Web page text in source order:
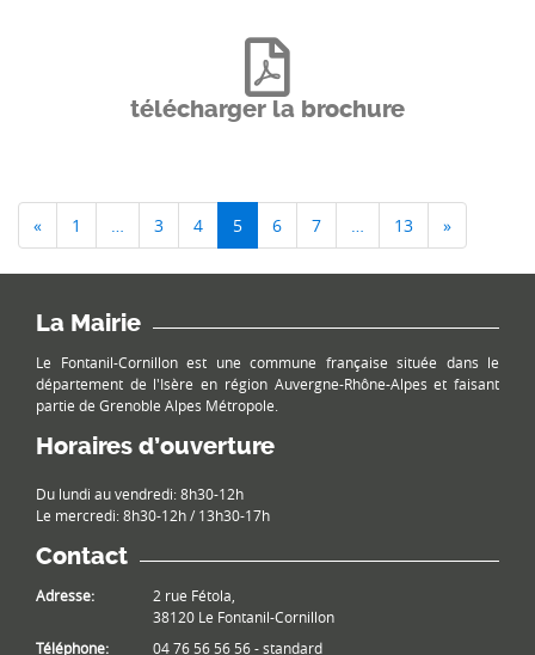
télécharger la brochure
« 1 … 3 4 5 6 7 … 13 »
La Mairie
Le Fontanil-Cornillon est une commune française située dans le
département de l'Isère en région Auvergne-Rhône-Alpes et faisant
partie de Grenoble Alpes Métropole.
Horaires d’ouverture
Du lundi au vendredi: 8h30-12h
Le mercredi: 8h30-12h / 13h30-17h
Contact
Adresse:
2 rue Fétola,
38120 Le Fontanil-Cornillon
Téléphone:
04 76 56 56 56 - standard